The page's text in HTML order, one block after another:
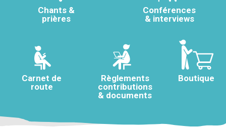
Chants &
prières
Conférences
& interviews
Carnet de
route
Règlements
contributions
& documents
Boutique